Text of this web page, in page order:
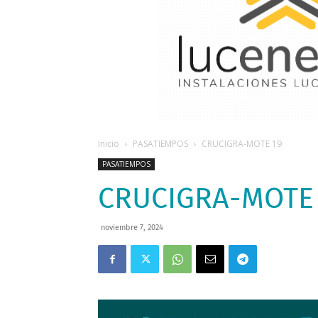
Inicio PASATIEMPOS CRUCIGRA-MOTE 19
PASATIEMPOS
CRUCIGRA-
noviembre 7, 2024